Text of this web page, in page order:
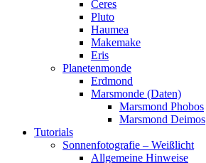
Ceres
Pluto
Haumea
Makemake
Eris
Planetenmonde
Erdmond
Marsmonde (Daten)
Marsmond Phobos
Marsmond Deimos
Tutorials
Sonnenfotografie – Weißlicht
Allgemeine Hinweise